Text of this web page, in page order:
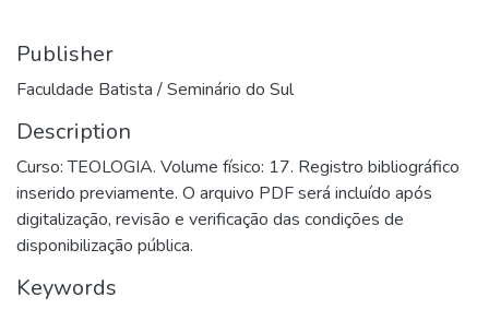
Publisher
Faculdade Batista / Seminário do Sul
Description
Curso: TEOLOGIA. Volume físico: 17. Registro bibliográfico
inserido previamente. O arquivo PDF será incluído após
digitalização, revisão e verificação das condições de
disponibilização pública.
Keywords